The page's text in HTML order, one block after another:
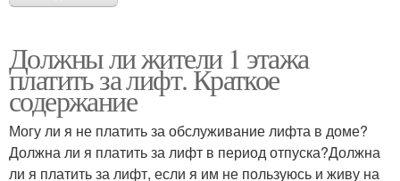
Должны ли жители 1 этажа
платить за лифт. Краткое
содержание
Могу ли я не платить за обслуживание лифта в доме?
Должна ли я платить за лифт в период отпуска?Должна
ли я платить за лифт, если я им не пользуюсь и живу на